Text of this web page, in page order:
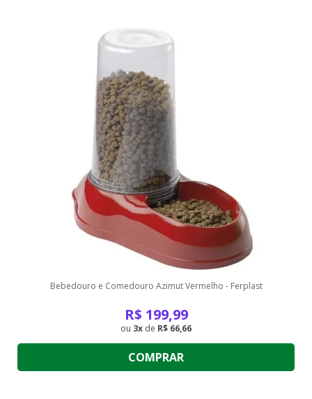
Bebedouro e Comedouro Azimut Vermelho - Ferplast
R$ 199,99
3 de R$ 66,66
COMPRAR